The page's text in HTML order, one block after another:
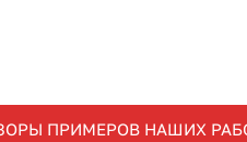
ПРИМЕРОВ НАШИХ